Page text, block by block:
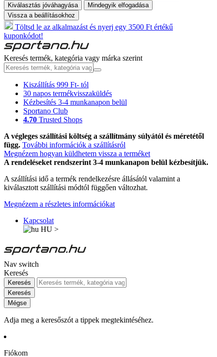
Kiválasztás jóváhagyása
Mindegyik elfogadása
Vissza a beállításokhoz
Töltsd le az alkalmazást és nyerj egy 3500 Ft értékű
kuponkódot!
Keresés termék, kategória vagy márka szerint
Kiszállítás 999 Ft- tól
30 napos termékvisszaküldés
Kézbesítés 3-4 munkanapon belül
Sportano Club
4.70 Trusted Shops
A végleges szállítási költség a szállítmány súlyától és méretétől
függ. További információk a szállításról
Megnézem hogyan küldhetem vissza a terméket
A rendeléseket rendszerint 3-4 munkanapon belül kézbesítjük.
A szállítási idő a termék rendelkezésre állásától valamint a
kiválasztott szállítási módtól függően változhat.
Megnézem a részletes információkat
Kapcsolat
HU >
Nav switch
Keresés
Keresés
Keresés
Mégse
Adja meg a keresőszót a tippek megtekintéséhez.
Fiókom